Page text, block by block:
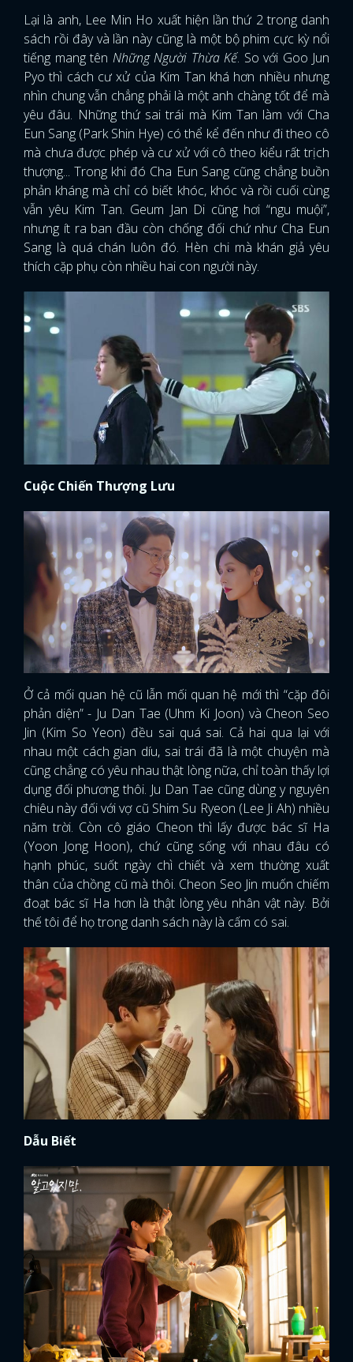
Lại là anh, Lee Min Ho xuất hiện lần thứ 2 trong danh
sách rồi đây và lần này cũng là một bộ phim cực kỳ nổi
tiếng mang tên Những Người Thừa Kế. So với Goo Jun
Pyo thì cách cư xử của Kim Tan khá hơn nhiều nhưng
nhìn chung vẫn chẳng phải là một anh chàng tốt để mà
yêu đâu. Những thứ sai trái mà Kim Tan làm với Cha
Eun Sang (Park Shin Hye) có thể kể đến như đi theo cô
mà chưa được phép và cư xử với cô theo kiểu rất trịch
thượng... Trong khi đó Cha Eun Sang cũng chẳng buồn
phản kháng mà chỉ có biết khóc, khóc và rồi cuối cùng
vẫn yêu Kim Tan. Geum Jan Di cũng hơi “ngu muội”,
nhưng ít ra ban đầu còn chống đối chứ như Cha Eun
Sang là quá chán luôn đó. Hèn chi mà khán giả yêu
thích cặp phụ còn nhiều hai con người này.
Cuộc Chiến Thượng Lưu
Ở cả mối quan hệ cũ lẫn mối quan hệ mới thì “cặp đôi
phản diện” - Ju Dan Tae (Uhm Ki Joon) và Cheon Seo
Jin (Kim So Yeon) đều sai quá sai. Cả hai qua lại với
nhau một cách gian díu, sai trái đã là một chuyện mà
cũng chẳng có yêu nhau thật lòng nữa, chỉ toàn thấy lợi
dụng đối phương thôi. Ju Dan Tae cũng dùng y nguyên
chiêu này đối với vợ cũ Shim Su Ryeon (Lee Ji Ah) nhiều
năm trời. Còn cô giáo Cheon thì lấy được bác sĩ Ha
(Yoon Jong Hoon), chứ cũng sống với nhau đâu có
hạnh phúc, suốt ngày chì chiết và xem thường xuất
thân của chồng cũ mà thôi. Cheon Seo Jin muốn chiếm
đoạt bác sĩ Ha hơn là thật lòng yêu nhân vật này. Bởi
thế tôi để họ trong danh sách này là cấm có sai.
Dẫu Biết